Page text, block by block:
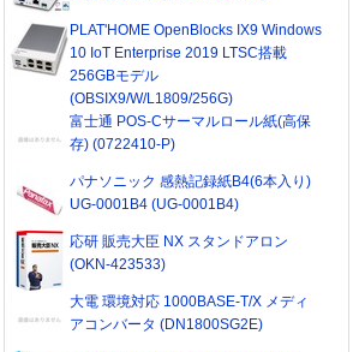
PLAT'HOME OpenBlocks IX9 Windows
10 IoT Enterprise 2019 LTSC搭載
256GBモデル
(OBSIX9/W/L1809/256G)
富士通 POS-Cサーマルロール紙(高保
存) (0722410-P)
パナソニック 感熱記録紙B4(6本入り)
UG-0001B4 (UG-0001B4)
応研 販売大臣 NX スタンドアロン
(OKN-423533)
大電 環境対応 1000BASE-T/X メディ
アコンバータ (DN1800SG2E)